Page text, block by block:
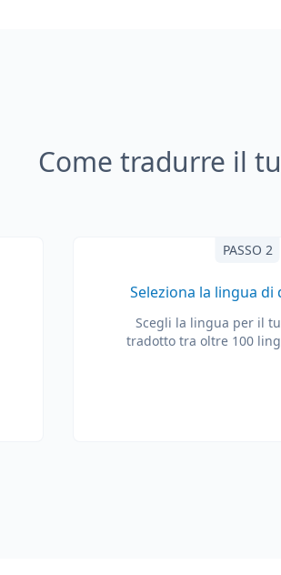
Come tradurre il
PASSO 2
Seleziona la lingua di
Scegli la lingua per il
tradotto tra oltre 100